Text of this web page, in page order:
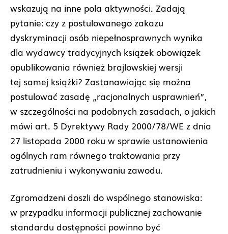
wskazują na inne pola aktywności. Zadają
pytanie: czy z postulowanego zakazu
dyskryminacji osób niepełnosprawnych wynika
dla wydawcy tradycyjnych książek obowiązek
opublikowania również brajlowskiej wersji
tej samej książki? Zastanawiając się można
postulować zasadę „racjonalnych usprawnień”,
w szczególności na podobnych zasadach, o jakich
mówi art. 5 Dyrektywy Rady 2000/78/WE z dnia
27 listopada 2000 roku w sprawie ustanowienia
ogólnych ram równego traktowania przy
zatrudnieniu i wykonywaniu zawodu.
Zgromadzeni doszli do wspólnego stanowiska:
w przypadku informacji publicznej zachowanie
standardu dostępności powinno być